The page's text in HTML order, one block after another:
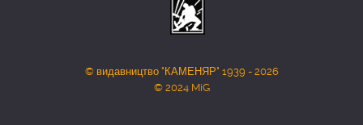
© видавництво "КАМЕНЯР" 1939 - 2026
© 2024 MiG